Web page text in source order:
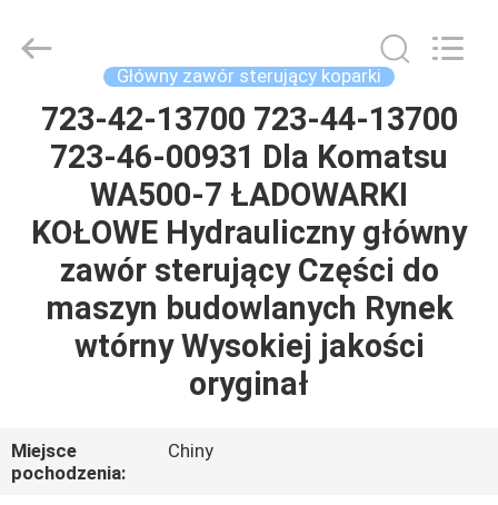
DOM
PRODUKTY
FILMY
POKAZ
O
NAS
Machinery
Reserved.
Główny zawór sterujący koparki
723-42-13700 723-44-13700
723-46-00931 Dla Komatsu
WA500-7 ŁADOWARKI
KOŁOWE Hydrauliczny główny
zawór sterujący Części do
maszyn budowlanych Rynek
wtórny Wysokiej jakości
oryginał
Miejsce
pochodzenia:
Chiny